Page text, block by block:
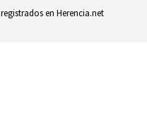
registrados en Herencia.net